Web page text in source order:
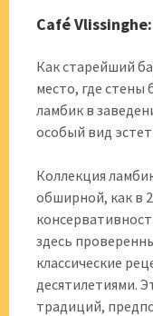
Café
Как старейший
место, где
ламбик в
особый вид
Коллекция
обширной, как в
здесь
классические
десятилетиями.
традиций,